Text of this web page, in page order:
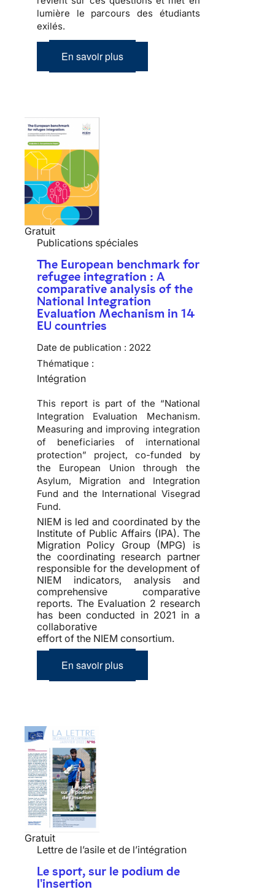
lumière le parcours des étudiants
exilés.
En savoir plus
Gratuit
Publications spéciales
The European benchmark for
refugee integration : A
comparative analysis of the
National Integration
Evaluation Mechanism in 14
EU countries
Date de publication : 2022
Thématique :
Intégration
This report is part of the “National
Integration Evaluation Mechanism.
Measuring and improving integration
of beneficiaries of international
protection” project, co-funded by
the European Union through the
Asylum, Migration and Integration
Fund and the International Visegrad
Fund.
NIEM is led and coordinated by the
Institute of Public Affairs (IPA). The
Migration Policy Group (MPG) is
the coordinating research partner
responsible for the development of
NIEM indicators, analysis and
comprehensive comparative
reports. The Evaluation 2 research
has been conducted in 2021 in a
collaborative
effort of the NIEM consortium.
En savoir plus
Gratuit
Lettre de l’asile et de l’intégration
Le sport, sur le podium de
l'insertion